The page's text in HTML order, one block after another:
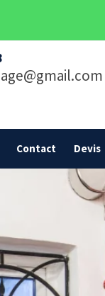
Contact Devis